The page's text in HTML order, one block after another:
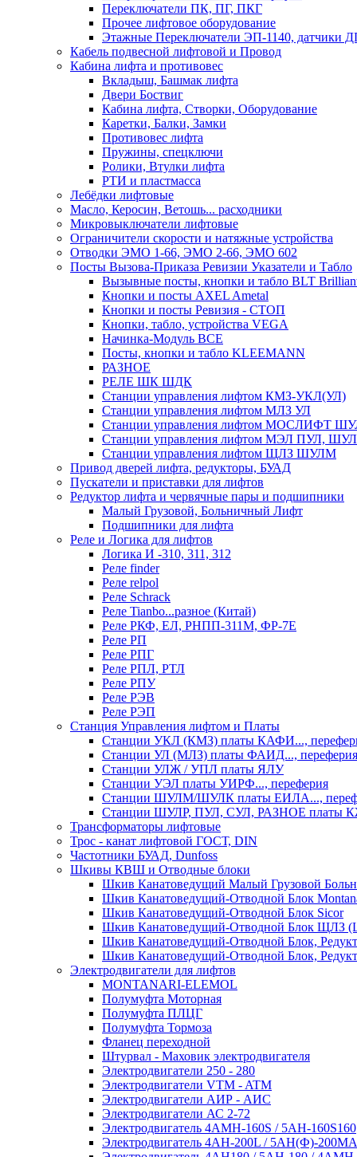
Переключатели ПК, ПГ, ПКГ
Прочее лифтовое оборудование
Этажные Переключатели ЭП-1140, датчики
Кабель подвесной лифтовой и Провод
Кабина лифта и противовес
Вкладыш, Башмак лифта
Двери Боствиг
Кабина лифта, Створки, Оборудование
Каретки, Балки, Замки
Противовес лифта
Пружины, спецключи
Ролики, Втулки лифта
РТИ и пластмасса
Лебёдки лифтовые
Масло, Керосин, Ветошь... расходники
Микровыключатели лифтовые
Ограничители скорости и натяжные устройства
Отводки ЭМО 1-66, ЭМО 2-66, ЭМО 602
Посты Вызова-Приказа Ревизии Указатели и Табло
Вызывные посты, кнопки и табло BLT
Кнопки и посты AXEL Ametal
Кнопки и посты Ревизия - СТОП
Кнопки, табло, устройства VEGA
Начинка-Модуль ВСЕ
Посты, кнопки и табло KLEEMANN
РАЗНОЕ
РЕЛЕ ШК ШДК
Станции управления лифтом КМЗ-УКЛ(УЛ)
Станции управления лифтом МЛЗ УЛ
Станции управления лифтом МОСЛИФТ
Станции управления лифтом МЭЛ ПУЛ,
Станции управления лифтом ЩЛЗ ШУЛМ
Привод дверей лифта, редукторы, БУАД
Пускатели и приставки для лифтов
Редуктор лифта и червячные пары и подшипники
Малый Грузовой, Больничный Лифт
Подшипники для лифта
Реле и Логика для лифтов
Логика И -310, 311, 312
Реле findеr
Реле relpol
Реле Schrack
Реле Tianbo...разное (Китай)
Реле РКФ, ЕЛ, РНПП-311М, ФР-7Е
Реле РП
Реле РПГ
Реле РПЛ, РТЛ
Реле РПУ
Реле РЭВ
Реле РЭП
Станция Управления лифтом и Платы
Станции УКЛ (КМЗ) платы КАФИ...,
Станции УЛ (МЛЗ) платы ФАИД..., переферия
Станции УЛЖ / УПЛ платы ЯЛУ
Станции УЭЛ платы УИРФ..., переферия
Станции ШУЛМ/ШУЛК платы ЕИЛА...,
Станции ШУЛР, ПУЛ, СУЛ, РАЗНОЕ платы
Трансформаторы лифтовые
Трос - канат лифтовой ГОСТ, DIN
Частотники БУАД, Dunfoss
Шкивы КВШ и Отводные блоки
Шкив Канатоведущий Малый Грузовой
Шкив Канатоведущий-Отводной Блок
Шкив Канатоведущий-Отводной Блок Sicor
Шкив Канатоведущий-Отводной Блок ЩЛЗ
Шкив Канатоведущий-Отводной Блок,
Шкив Канатоведущий-Отводной Блок,
Электродвигатели для лифтов
MONTANARI-ELEMOL
Полумуфта Моторная
Полумуфта ПЛЦГ
Полумуфта Тормоза
Фланец переходной
Штурвал - Маховик электродвигателя
Электродвигатели 250 - 280
Электродвигатели VTM - ATM
Электродвигатели АИР - АИС
Электродвигатели АС 2-72
Электродвигатель 4АМН-160S / 5АН-160S160
Электродвигатель 4АН-200L / 5АН(Ф)-200МА